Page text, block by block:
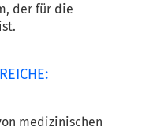
der für die
medizinischen